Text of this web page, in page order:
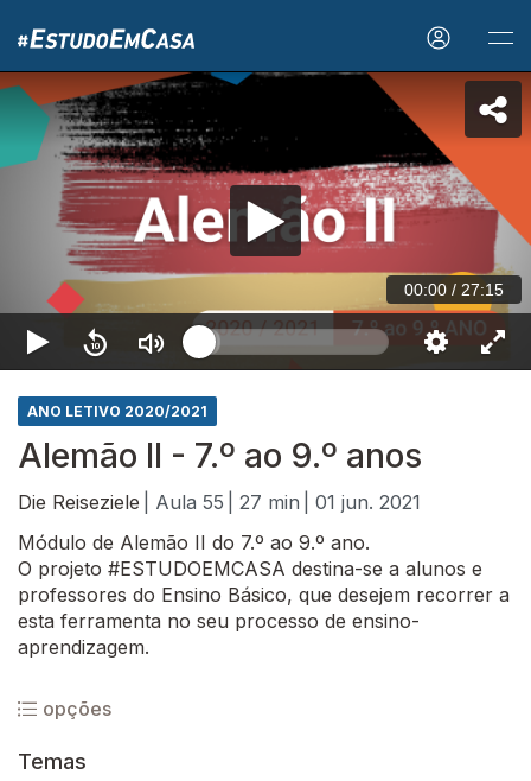
00:00 / 27:15
ANO LETIVO 2020/2021
Alemão II - 7.º ao 9.º anos
Die Reiseziele | Aula 55 | 27 min
| 01 jun. 2021
Módulo de Alemão II do 7.º ao 9.º ano.
O projeto #ESTUDOEMCASA destina-se a alunos e
professores do Ensino Básico, que desejem recorrer a
esta ferramenta no seu processo de ensino-
aprendizagem.
opções
Temas